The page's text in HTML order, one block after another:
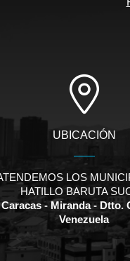
UBICACIÓN
LOS
HATILLO BARUTA
Caracas - Miranda - Dtto.
Venezuela